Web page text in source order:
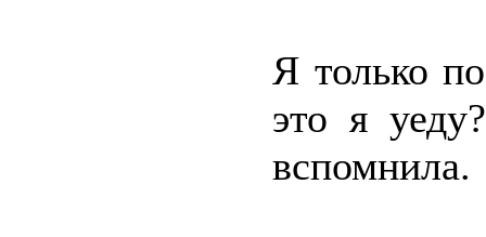
Я только
это я
вспомнила.